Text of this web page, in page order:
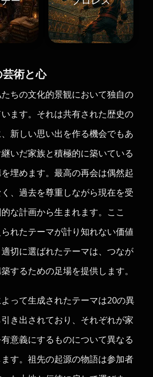
芸術と心
ちの文化的景観において独自の
ます。それは共有された歴史の
新しい思い出を作る機会でもあ
いだ家族と積極的に築いている
埋めます。最高の再会は偶然起
、過去を尊重しながら現在を受
な計画から生まれます。ここ
れたテーマが計り知れない価値
切に選ばれたテーマは、つなが
するための足場を提供します。
って生成されたテーマは20の異
き出されており、それぞれが家
意義にするものについて異なる
す。祖先の起源の物語は参加者